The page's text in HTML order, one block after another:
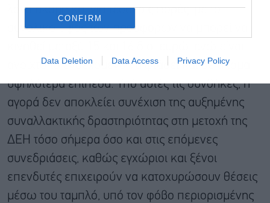
CONFIRM
Data Deletion Data Access Privacy Policy
λόγο ακόμη και για τέσσερις φορές, με το
συνολικό ύψος των προσφορών να μπορεί να
ανοιχτό το ενδεχόμενο να φτάσει και σε ακόμα
υψηλότερα επίπεδα. Υπό αυτές τις συνθήκες, η
αγορά δεν αποκλείει συνέχιση της αυξημένης
συναλλακτικής δραστηριότητας στη μετοχή της
ΔΕΗ τόσο σήμερα όσο και στις επόμενες
συνεδριάσεις, καθώς εγχώριοι και ξένοι
επενδυτές επιχειρούν να κατοχυρώσουν θέσεις
μέσω του ταμπλό, υπό τον φόβο περιορισμένης